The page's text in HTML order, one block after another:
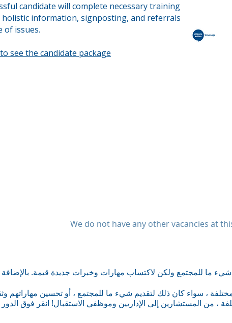
candidate will complete necessary training
information, signposting, and referrals
of issues.
see the candidate package
We do not have any other vacancies at
، سواء كان ذلك لتقديم شيء ما للمجتمع ، أو تحسين مهاراتهم
، من المستشارين إلى الإداريين وموظفي الاستقبال! انقر فوق الدور